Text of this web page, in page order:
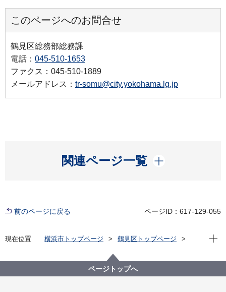
このページへのお問合せ
鶴見区総務部総務課
電話： 045-510-1653
ファクス：045-510-1889
メールアドレス： tr-somu@city.yokohama.lg.jp
関連ページ一覧
開く
前のページに戻る ページID：617-129-055
現在位置 横浜市トップページ
鶴見区トップページ
横浜市鶴見区第27投票区
現在
ページトップへ